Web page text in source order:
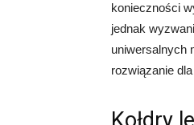
konieczności
jednak
uniwersalnych
rozwiązanie